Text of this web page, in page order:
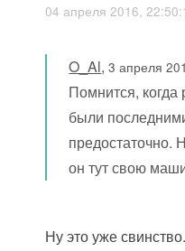
04 апреля 2016,
O_Al,3 апреля
Помнится,
были
предостаточно.
он тут свою
Ну это уже